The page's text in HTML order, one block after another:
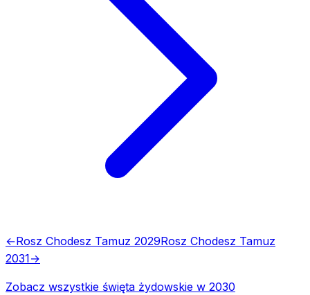
←Rosz Chodesz Tamuz 2029Rosz Chodesz Tamuz
2031→
Zobacz wszystkie święta żydowskie w 2030